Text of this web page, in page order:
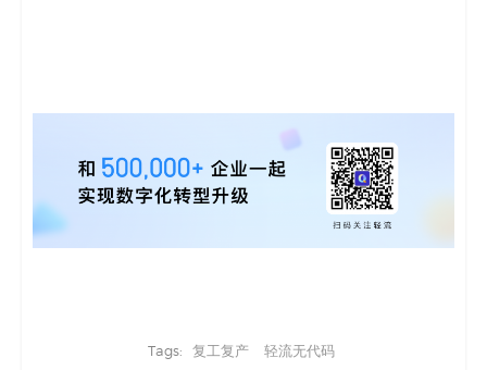
Tags: 复工复产 轻流无代码